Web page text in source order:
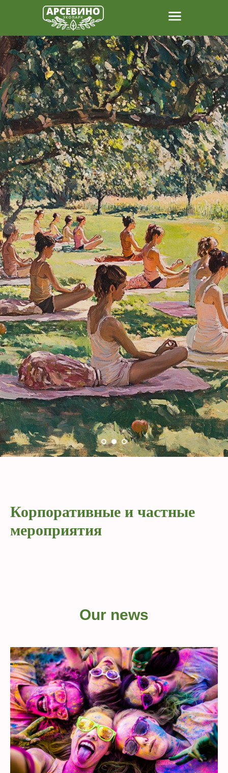
Арсевино
Информация для
организаторов и ивент
специалистов
Корпоративные и частные
мероприятия
Our news